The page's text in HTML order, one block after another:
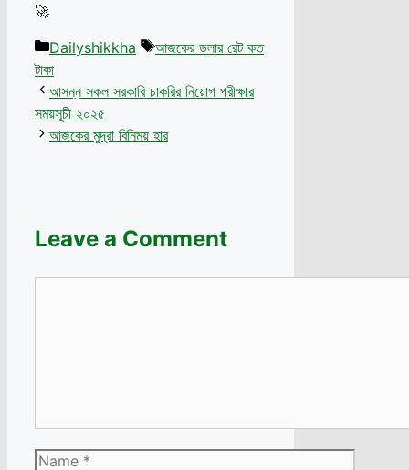
🚀
Categories
Dailyshikkha Tags
আজকের ডলার রেট কত
টাকা
আসন্ন সকল সরকারি চাকরির নিয়োগ পরীক্ষার
সময়সূচী ২০২৫
আজকের মুদ্রা বিনিময় হার
Leave a Comment
Name